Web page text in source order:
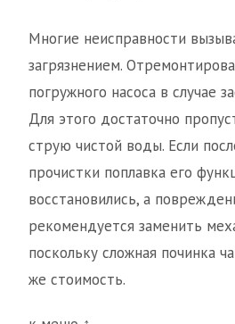
Многие неисправности
загрязнением.
погружного насоса в случае
Для этого достаточно
струю чистой воды. Если
прочистки поплавка его
восстановились, а
рекомендуется заменить
поскольку сложная починка
же стоимость.